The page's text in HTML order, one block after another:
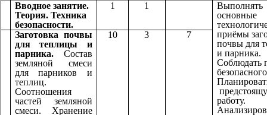
Вводное занятие.
Теория. Техника
безопасности.
1 1
Выполнять
основные
приёмы
почвы для
и парника.
Соблюдать
работу.
Заготовка почвы
для теплицы и
парника. Состав
земляной смеси
для парников и
теплиц.
Соотношения
частей земляной
смеси. Хранение
10 3 7